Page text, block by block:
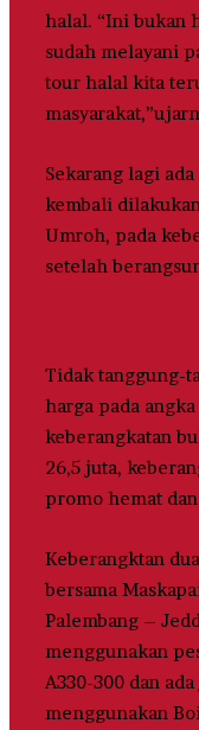
halal. “Ini bukan
sudah melayani
tour halal kita
Sekarang lagi
kembali
Umroh, pada
setelah
Tidak tanggung-
harga pada
keberangkatan
26,5 juta,
promo hemat
Keberangktan
bersama
Palembang –
menggunakan
A330-300 dan
menggunakan